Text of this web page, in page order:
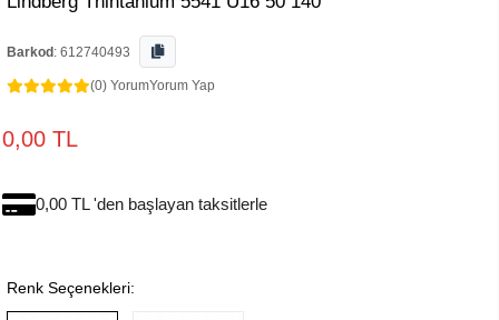
Barkod : 612740493
(0) YorumYorum Yap
0,00 TL
0,00 TL 'den başlayan taksitlerle
Renk Seçenekleri: